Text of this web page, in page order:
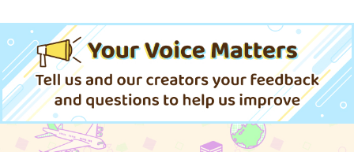
629円 （税込）
トレイ×リドル
サンプル
作品詳細
880円（税込）
トレイ×ジェイド
作品詳細
トレイ×ジェイド
サンプル
作品詳細